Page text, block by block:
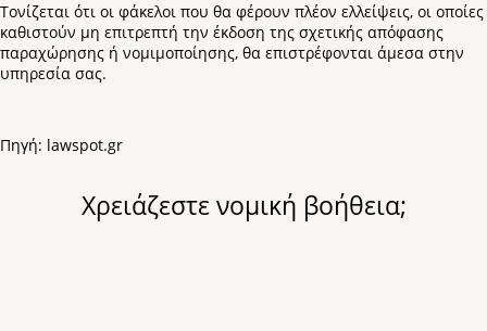
Τονίζεται ότι οι φάκελοι που θα φέρουν πλέον ελλείψεις, οι οποίες
καθιστούν μη επιτρεπτή την έκδοση της σχετικής απόφασης
παραχώρησης ή νομιμοποίησης, θα επιστρέφονται άμεσα στην
υπηρεσία σας.
Πηγή: lawspot.gr
Χρειάζεστε νομική βοήθεια;